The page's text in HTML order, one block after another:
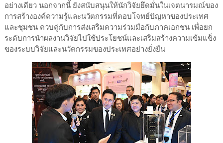
อย่างเดียว นอกจากนี้ ยังสนับสนุนให้นักวิจัยยึดมั่นในเจตนารมณ์ของ
การสร้างองค์ความรู้และนวัตกรรมที่ตอบโจทย์ปัญหาของประเทศ
และชุมชน ควบคู่กับการส่งเสริมความร่วมมือกับภาคเอกชน เพื่อยก
ระดับการนำผลงานวิจัยไปใช้ประโยชน์และเสริมสร้างความเข้มแข็ง
ของระบบวิจัยและนวัตกรรมของประเทศอย่างยั่งยืน